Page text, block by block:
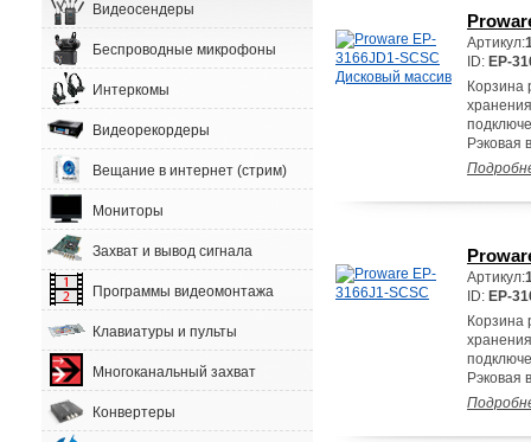
Видеосендеры
Беспроводные микрофоны
Интеркомы
Видеорекордеры
Вещание в интернет (стрим)
Мониторы
Захват и вывод сигнала
Программы видеомонтажа
Клавиатуры и пульты
Многоканальный захват
Конвертеры
Артикул:
ID: EP-
Корзина
Рэковая
Артикул:
ID: EP-
Корзина
Рэковая